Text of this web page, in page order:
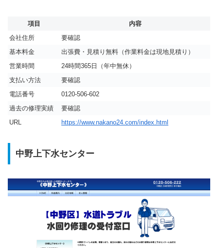
項目
内容
会社住所
要確認
基本料金
出張費・見積り無料（作業料金は現地見積り）
営業時間
24時間365日（年中無休）
支払い方法
要確認
電話番号
0120-506-602
過去の修理実績
要確認
URL
https://www.nakano24.com/index.html
中野上下水センター